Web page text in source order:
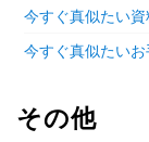
その他